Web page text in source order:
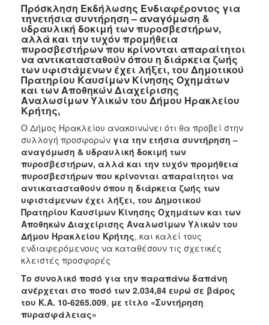
2023
2022
2021
2020
2019
2018
2017
2016
2015
2013
ΤΟΠΟΣ
ΠΟΛΙΤΙΣΜΟΣ
ΑΝΘΕΚΤΙΚΗ
ΠΟΛΗ
Πρόσκληση Εκδήλωσης Ενδιαφέροντος για
τηνετήσια συντήρηση – αναγόμωση &
υδραυλική δοκιμή των πυροσβεστήρων,
αλλά και την τυχόν προμήθεια
πυροσβεστήρων που κρίνονται απαραίτητοι
να αντικατασταθούν όπου η διάρκεια ζωής
των υφιστάμενων έχει λήξει, του Δημοτικού
Πρατηρίου Καυσίμων Κίνησης Οχημάτων
και των Αποθηκών Διαχείρισης
Αναλωσίμων Υλικών του Δήμου Ηρακλείου
Κρήτης,
Ο Δήμος Ηρακλείου ανακοινώνει ότι θα προβεί στην
συλλογή προσφορών για την ετήσια συντήρηση –
αναγόμωση & υδραυλική δοκιμή των
πυροσβεστήρων, αλλά και την τυχόν προμήθεια
πυροσβεστήρων που κρίνονται απαραίτητοι να
αντικατασταθούν όπου η διάρκεια ζωής των
υφιστάμενων έχει λήξει, του Δημοτικού
Πρατηρίου Καυσίμων Κίνησης Οχημάτων και των
Αποθηκών Διαχείρισης Αναλωσίμων Υλικών του
Δήμου Ηρακλείου Κρήτης, και καλεί τους
ενδιαφερόμενους να καταθέσουν τις σχετικές
κλειστές προσφορές
Το συνολικό ποσό για την παραπάνω δαπάνη
ανέρχεται στο ποσό των 2.034,84 ευρώ σε βάρος
του Κ.Α. 10-6265.009, με τίτλο «Συντήρηση
πυρασφάλειας»